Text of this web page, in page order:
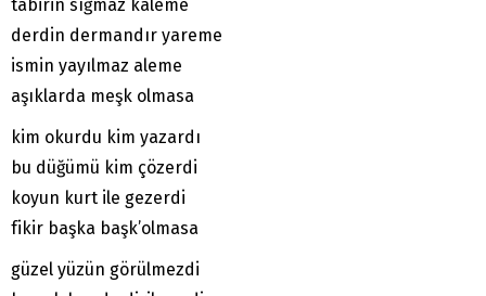
tabirin sığmaz kaleme
derdin dermandır yareme
ismin yayılmaz aleme
aşıklarda meşk olmasa
kim okurdu kim yazardı
bu düğümü kim çözerdi
koyun kurt ile gezerdi
fikir başka başk’olmasa
güzel yüzün görülmezdi